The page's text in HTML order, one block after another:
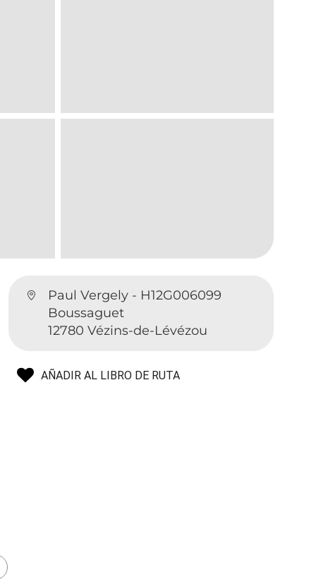
Paul Vergely - H12G006099
Boussaguet
12780 Vézins-de-Lévézou
AÑADIR AL LIBRO DE RUTA